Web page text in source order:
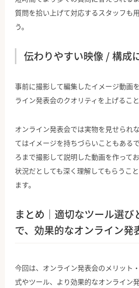
質問を拾い上げて対応するスタッフも
う。
伝わりやすい映像 / 構成
事前に撮影して編集したイメージ動画
ライン発表会のクオリティを上げること
オンライン発表会では実物を見せられ
てはイメージを持ちづらいこともある
ろまで撮影して説明した動画を作って
状況だとしても深く理解してもらうこ
ます。
まとめ｜適切なツール選び
で、効果的なオンライン発
今回は、オンライン発表会のメリット
式やツール、より効果的なオンライン